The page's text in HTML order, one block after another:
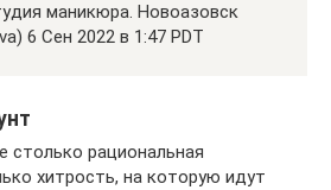
маникюра. Новоазовск
6 Сен 2022 в 1:47 PDT
рациональная
хитрость, на которую идут